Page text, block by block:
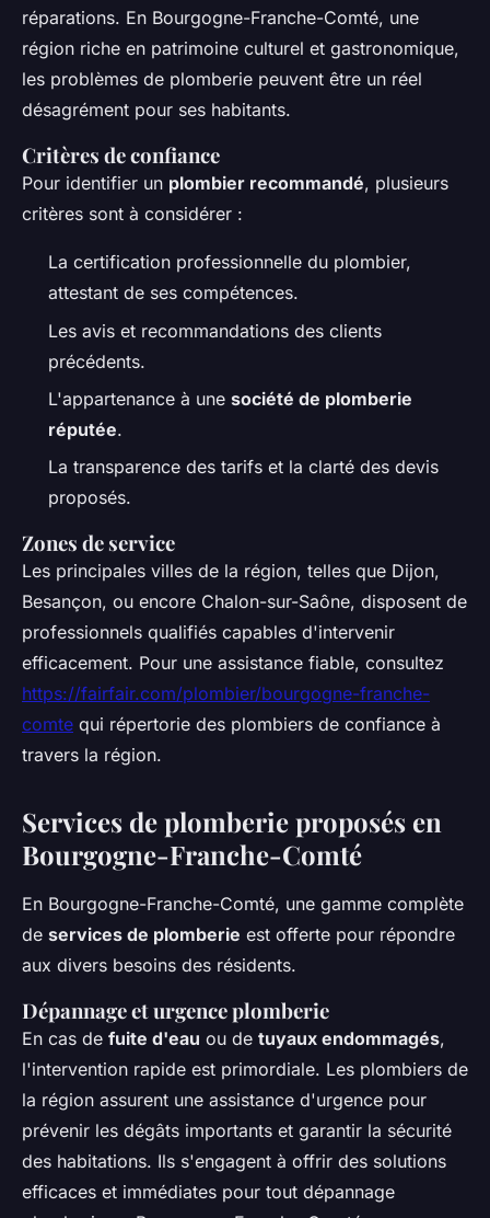
réparations. En Bourgogne-Franche-Comté, une
région riche en patrimoine culturel et gastronomique,
les problèmes de plomberie peuvent être un réel
désagrément pour ses habitants.
Critères de confiance
Pour identifier un plombier recommandé, plusieurs
critères sont à considérer :
La certification professionnelle du plombier,
attestant de ses compétences.
Les avis et recommandations des clients
précédents.
L'appartenance à une société de plomberie
réputée.
La transparence des tarifs et la clarté des devis
proposés.
Zones de service
Les principales villes de la région, telles que Dijon,
Besançon, ou encore Chalon-sur-Saône, disposent de
professionnels qualifiés capables d'intervenir
efficacement. Pour une assistance fiable, consultez
https://fairfair.com/plombier/bourgogne-franche-
comte qui répertorie des plombiers de confiance à
travers la région.
Services de plomberie proposés en
Bourgogne-Franche-Comté
En Bourgogne-Franche-Comté, une gamme complète
de services de plomberie est offerte pour répondre
aux divers besoins des résidents.
Dépannage et urgence plomberie
En cas de fuite d'eau ou de tuyaux endommagés,
l'intervention rapide est primordiale. Les plombiers de
la région assurent une assistance d'urgence pour
prévenir les dégâts importants et garantir la sécurité
des habitations. Ils s'engagent à offrir des solutions
efficaces et immédiates pour tout dépannage